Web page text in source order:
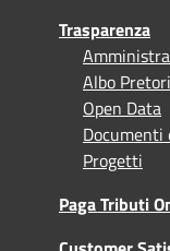
Trasparenza
Albo
Open Data
Documenti
Progetti
Paga Tributi